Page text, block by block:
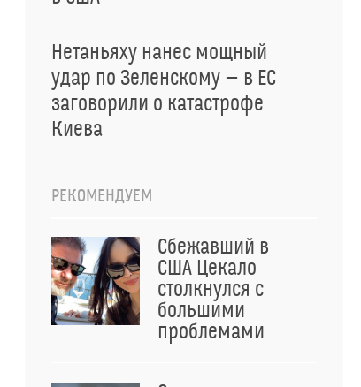
Нетаньяху нанес мощный
удар по Зеленскому — в ЕС
заговорили о катастрофе
Киева
РЕКОМЕНДУЕМ
Сбежавший в
США Цекало
столкнулся с
большими
проблемами